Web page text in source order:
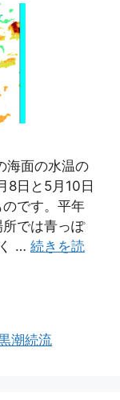
海面の水温の
8日と5月10日
です。平年
では青っぽ
… 続きを読
潮続流